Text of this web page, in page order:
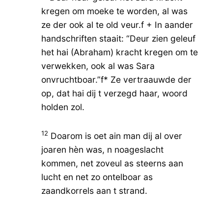
kregen om moeke te worden, al was
ze der ook al te old veur.f + In aander
handschriften staait: “Deur zien geleuf
het hai (Abraham) kracht kregen om te
verwekken, ook al was Sara
onvruchtboar.”f* Ze vertraauwde der
op, dat hai dij t verzegd haar, woord
holden zol.
12 Doarom is oet ain man dij al over
joaren hèn was, n noageslacht
kommen, net zoveul as steerns aan
lucht en net zo ontelboar as
zaandkorrels aan t strand.